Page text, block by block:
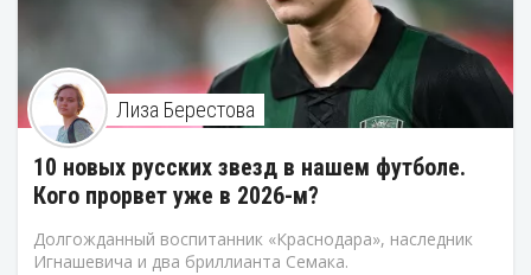
Лиза Берестова
10 новых русских звезд в нашем футболе.
Кого прорвет уже в 2026-м?
Долгожданный воспитанник «Краснодара», наследник
Игнашевича и два бриллианта Семака.